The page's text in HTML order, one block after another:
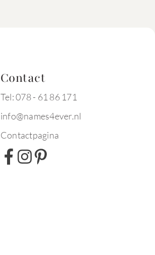
Contact
Tel: 078 - 61 86 171
info@names4ever.nl
Contactpagina